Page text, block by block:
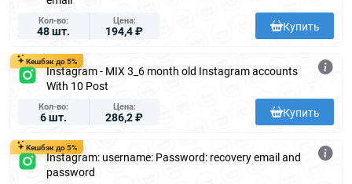
Кол-во
48 шт.
Цена
194,4 ₽ Купить
Кешбэк до 5%
Instagram - MIX 3_6 month old Instagram accounts
With 10 Post
Кол-во
6 шт.
Цена
286,2 ₽ Купить
Кешбэк до 5%
Instagram: username: Password: recovery email and
password